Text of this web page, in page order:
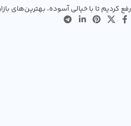
رفع کردیم تا با خیالی آسوده، بهترین‌های